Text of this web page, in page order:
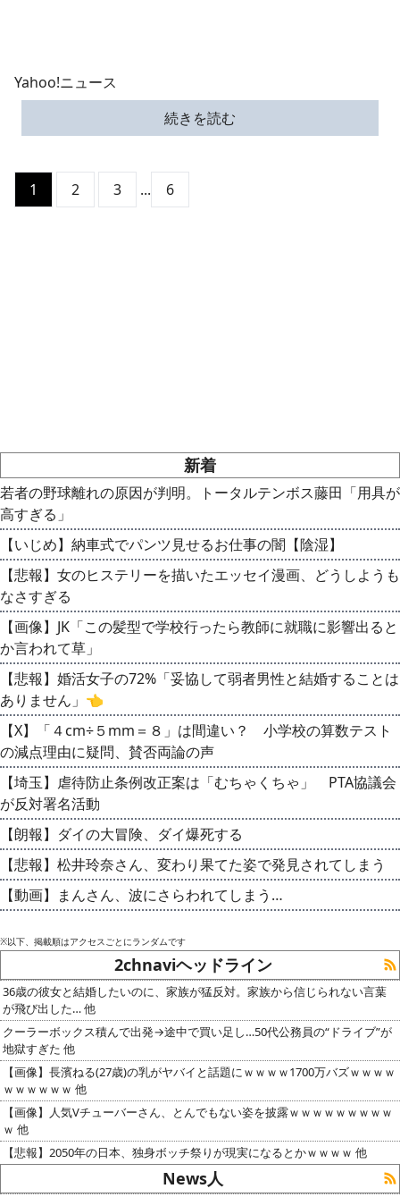
Yahoo!ニュース
続きを読む
1 2 3 ... 6
新着
若者の野球離れの原因が判明。トータルテンボス藤田「用具が
高すぎる」
【いじめ】納車式でパンツ見せるお仕事の闇【陰湿】
【悲報】女のヒステリーを描いたエッセイ漫画、どうしようも
なさすぎる
【画像】JK「この髪型で学校行ったら教師に就職に影響出ると
か言われて草」
【悲報】婚活女子の72%「妥協して弱者男性と結婚することは
ありません」👈
【X】「４cm÷５mm＝８」は間違い？ 小学校の算数テスト
の減点理由に疑問、賛否両論の声
【埼玉】虐待防止条例改正案は「むちゃくちゃ」 PTA協議会
が反対署名活動
【朗報】ダイの大冒険、ダイ爆死する
【悲報】松井玲奈さん、変わり果てた姿で発見されてしまう
【動画】まんさん、波にさらわれてしまう…
※以下、掲載順はアクセスごとにランダムです
2chnaviヘッドライン
36歳の彼女と結婚したいのに、家族が猛反対。家族から信じられない言葉
が飛び出した… 他
クーラーボックス積んで出発→途中で買い足し…50代公務員の“ドライブ”が
地獄すぎた 他
【画像】長濱ねる(27歳)の乳がヤバイと話題にｗｗｗｗ1700万バズｗｗｗｗ
ｗｗｗｗｗｗ 他
【画像】人気Vチューバーさん、とんでもない姿を披露ｗｗｗｗｗｗｗｗｗ
ｗ 他
【悲報】2050年の日本、独身ボッチ祭りが現実になるとかｗｗｗｗ 他
News人